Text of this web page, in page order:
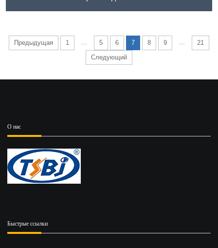
Предыдущая 1 ... 5 6 7 8 9 ...
21
Следующий
О нас
Быстрые ссылки